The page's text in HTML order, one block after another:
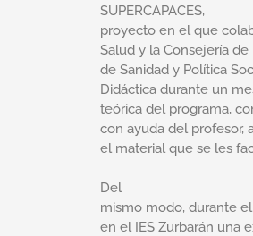
SUPERCAPACES,
proyecto en el que
Salud y la Consejería
de Sanidad y Política
Didáctica durante un
teórica del programa,
con ayuda del profesor,
el material que se les
Del
mismo modo, durante
en el IES Zurbarán una